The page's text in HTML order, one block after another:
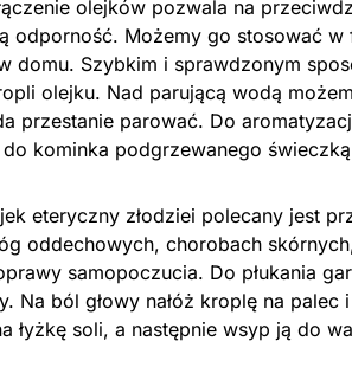
olejków pozwala na
odporność. Możemy go stosować
domu. Szybkim i sprawdzonym
olejku. Nad parującą wodą
przestanie parować. Do
kominka podgrzewanego
eteryczny złodziei polecany jest
oddechowych, chorobach
samopoczucia. Do płukania
Na ból głowy nałóż kroplę na
łyżkę soli, a następnie wsyp ją do